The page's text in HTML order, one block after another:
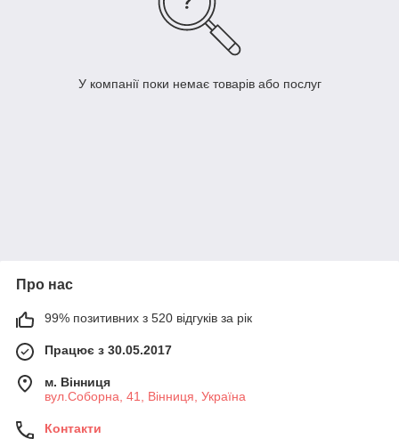
У компанії поки немає товарів або послуг
Про нас
99% позитивних з 520 відгуків за рік
Працює з 30.05.2017
м. Вінниця
вул.Соборна, 41, Вінниця, Україна
Контакти